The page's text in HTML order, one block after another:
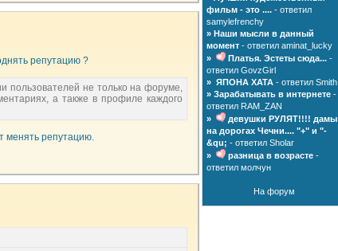
репутацию ?
пользователей не только на форуме,
а также в профиле каждого
менять репутацию.
фильм - это .... - ответил
samylefrenchy
» Наши мысли в данный
момент - ответил aminat_lucky
»
Платья. Эстеты сюда... -
ответил GovzGirl
» ЯПОНА ХАТА - ответил Smith
» Зарабатывать в интернете -
ответил RAM_ZAN
»
девушки РУЛЯТ!!!! дамы
на дорогах Чечни.... "+" и "-
&qu; - ответил Sholar
»
разница в возрасте -
ответил молчун
На форум